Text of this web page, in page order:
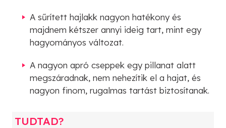
A sűrített hajlakk nagyon hatékony és
majdnem kétszer annyi ideig tart, mint egy
hagyományos változat.
A nagyon apró cseppek egy pillanat alatt
megszáradnak, nem nehezítik el a hajat, és
nagyon finom, rugalmas tartást biztosítanak.
TUDTAD?